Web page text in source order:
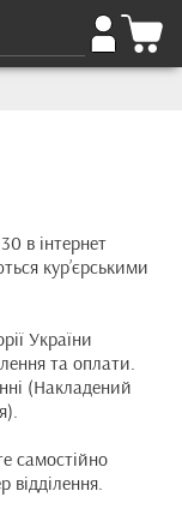
в інтернет
кур’єрськими
України
та оплати.
(Накладений
самостійно
відділення.